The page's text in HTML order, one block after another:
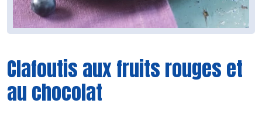
Clafoutis aux fruits rouges et
au chocolat